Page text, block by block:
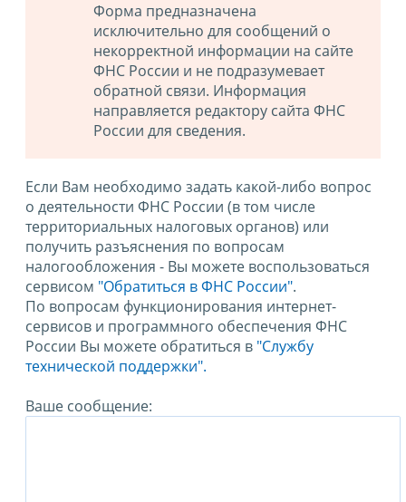
Форма предназначена
исключительно для сообщений о
некорректной информации на сайте
ФНС России и не подразумевает
обратной связи. Информация
направляется редактору сайта ФНС
России для сведения.
Если Вам необходимо задать какой-либо вопрос
о деятельности ФНС России (в том числе
территориальных налоговых органов) или
получить разъяснения по вопросам
налогообложения - Вы можете воспользоваться
сервисом "Обратиться в ФНС России".
По вопросам функционирования интернет-
сервисов и программного обеспечения ФНС
России Вы можете обратиться в "Службу
технической поддержки".
Ваше сообщение: